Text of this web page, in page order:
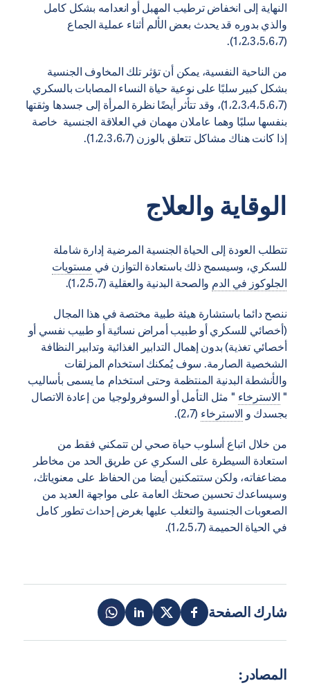
النهاية إلى انخفاض ترطيب المهبل أو انعدامه بشكل كامل
والذي بدوره قد يحدث بعض الألم أثناء عملية الجماع
(1،2،3،5،6،7).
من الناحية النفسية، يمكن أن تؤثر تلك المخاوف الجنسية
بشكل كبير سلبًا على نوعية حياة النساء المصابات بالسكري
(1،2،3،4،5،6،7)، وقد تتأثر أيضًا نظرة المرأة إلى جسدها وثقتها
بنفسها سلبًا وهما عاملان مهمان في العلاقة الجنسية خاصة
إذا كانت هناك مشاكل تتعلق بالوزن (1،2،3،6،7).
الوقاية والعلاج
تتطلب العودة إلى الحياة الجنسية المرضية إدارة شاملة
للسكري، وسيسمح ذلك باستعادة التوازن في مستويات
الجلوكوز في الدم والصحة البدنية والعقلية (1،2،5،7).
ننصح دائما باستشارة هيئة طبية مختصة في هذا المجال
(أخصائي للسكري أو طبيب أمراض نسائية أو طبيب نفسي أو
أخصائي تغذية) بدون إهمال التدابير الغذائية وتدابير النظافة
الشخصية الصارمة. سوف يُمكنك استخدام المزلقات
والأنشطة البدنية المنتظمة وحتى استخدام ما يسمى بأساليب
" الاسترخاء " مثل التأمل أو السوفرولوجيا من إعادة الاتصال
بجسدك و الاسترخاء (2،7).
من خلال اتباع أسلوب حياة صحي لن تتمكني فقط من
استعادة السيطرة على السكري عن طريق الحد من مخاطر
مضاعفاته، ولكن ستتمكنين أيضا من الحفاظ على معنوياتك،
وسيساعدك تحسين صحتك العامة على مواجهة العديد من
الصعوبات الجنسية والتغلب عليها بغرض إحداث تطور كامل
في الحياة الحميمة (1،2،5،7).
شارك الصفحة
المصادر: